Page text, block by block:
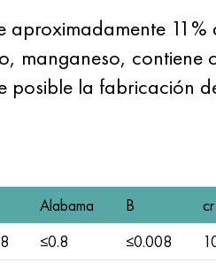
manganeso, contiene
la fabricación
Alabama B cr
≤0.8 ≤0.008